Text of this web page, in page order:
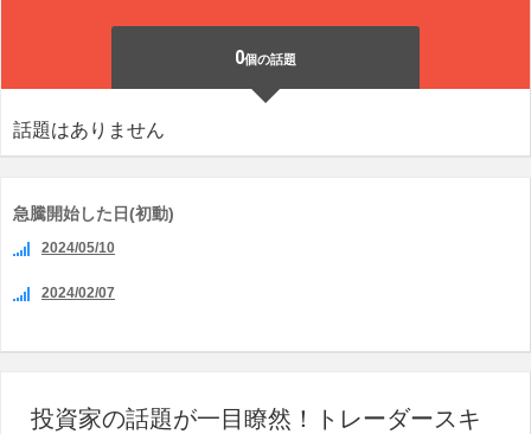
0個の話題
話題はありません
急騰開始した日(初動)
2024/05/10
2024/02/07
投資家の話題が一目瞭然！トレーダースキ